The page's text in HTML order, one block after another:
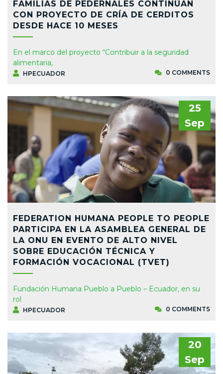
FAMILIAS DE PEDERNALES CONTINÚAN
CON PROYECTO DE CRÍA DE CERDITOS
DESDE HACE 10 MESES
En el marco del proyecto “Contribuir a la seguridad
alimentaria,
HPECUADOR 0 COMMENTS
25
Sep
FEDERATION HUMANA PEOPLE TO PEOPLE
PARTICIPA EN LA ASAMBLEA GENERAL DE
LA ONU EN EVENTO DE ALTO NIVEL
SOBRE EDUCACIÓN TÉCNICA Y
FORMACIÓN VOCACIONAL (TVET)
Fundación Humana Pueblo a Pueblo – Ecuador, en su
rol
HPECUADOR 0 COMMENTS
20
Sep